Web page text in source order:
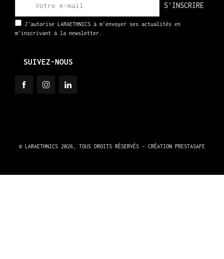
S'INSCRIRE
J’autorise LARAETHNICS à m’envoyer ses actualités en
m’inscrivant à la newsletter.
SUIVEZ-NOUS
© LARAETHNICS 2026, TOUS DROITS RÉSERVÉS - CRÉATION PRESTASAFE